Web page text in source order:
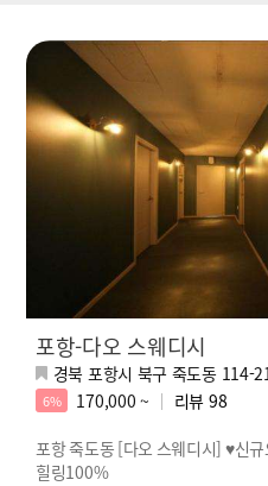
포항-다오 스웨디시
경북 포항시 북구 죽도동 114-
6% 170,000 ~ 리뷰 98
포항 죽도동 [다오 스웨디시] ♥신
힐링100%